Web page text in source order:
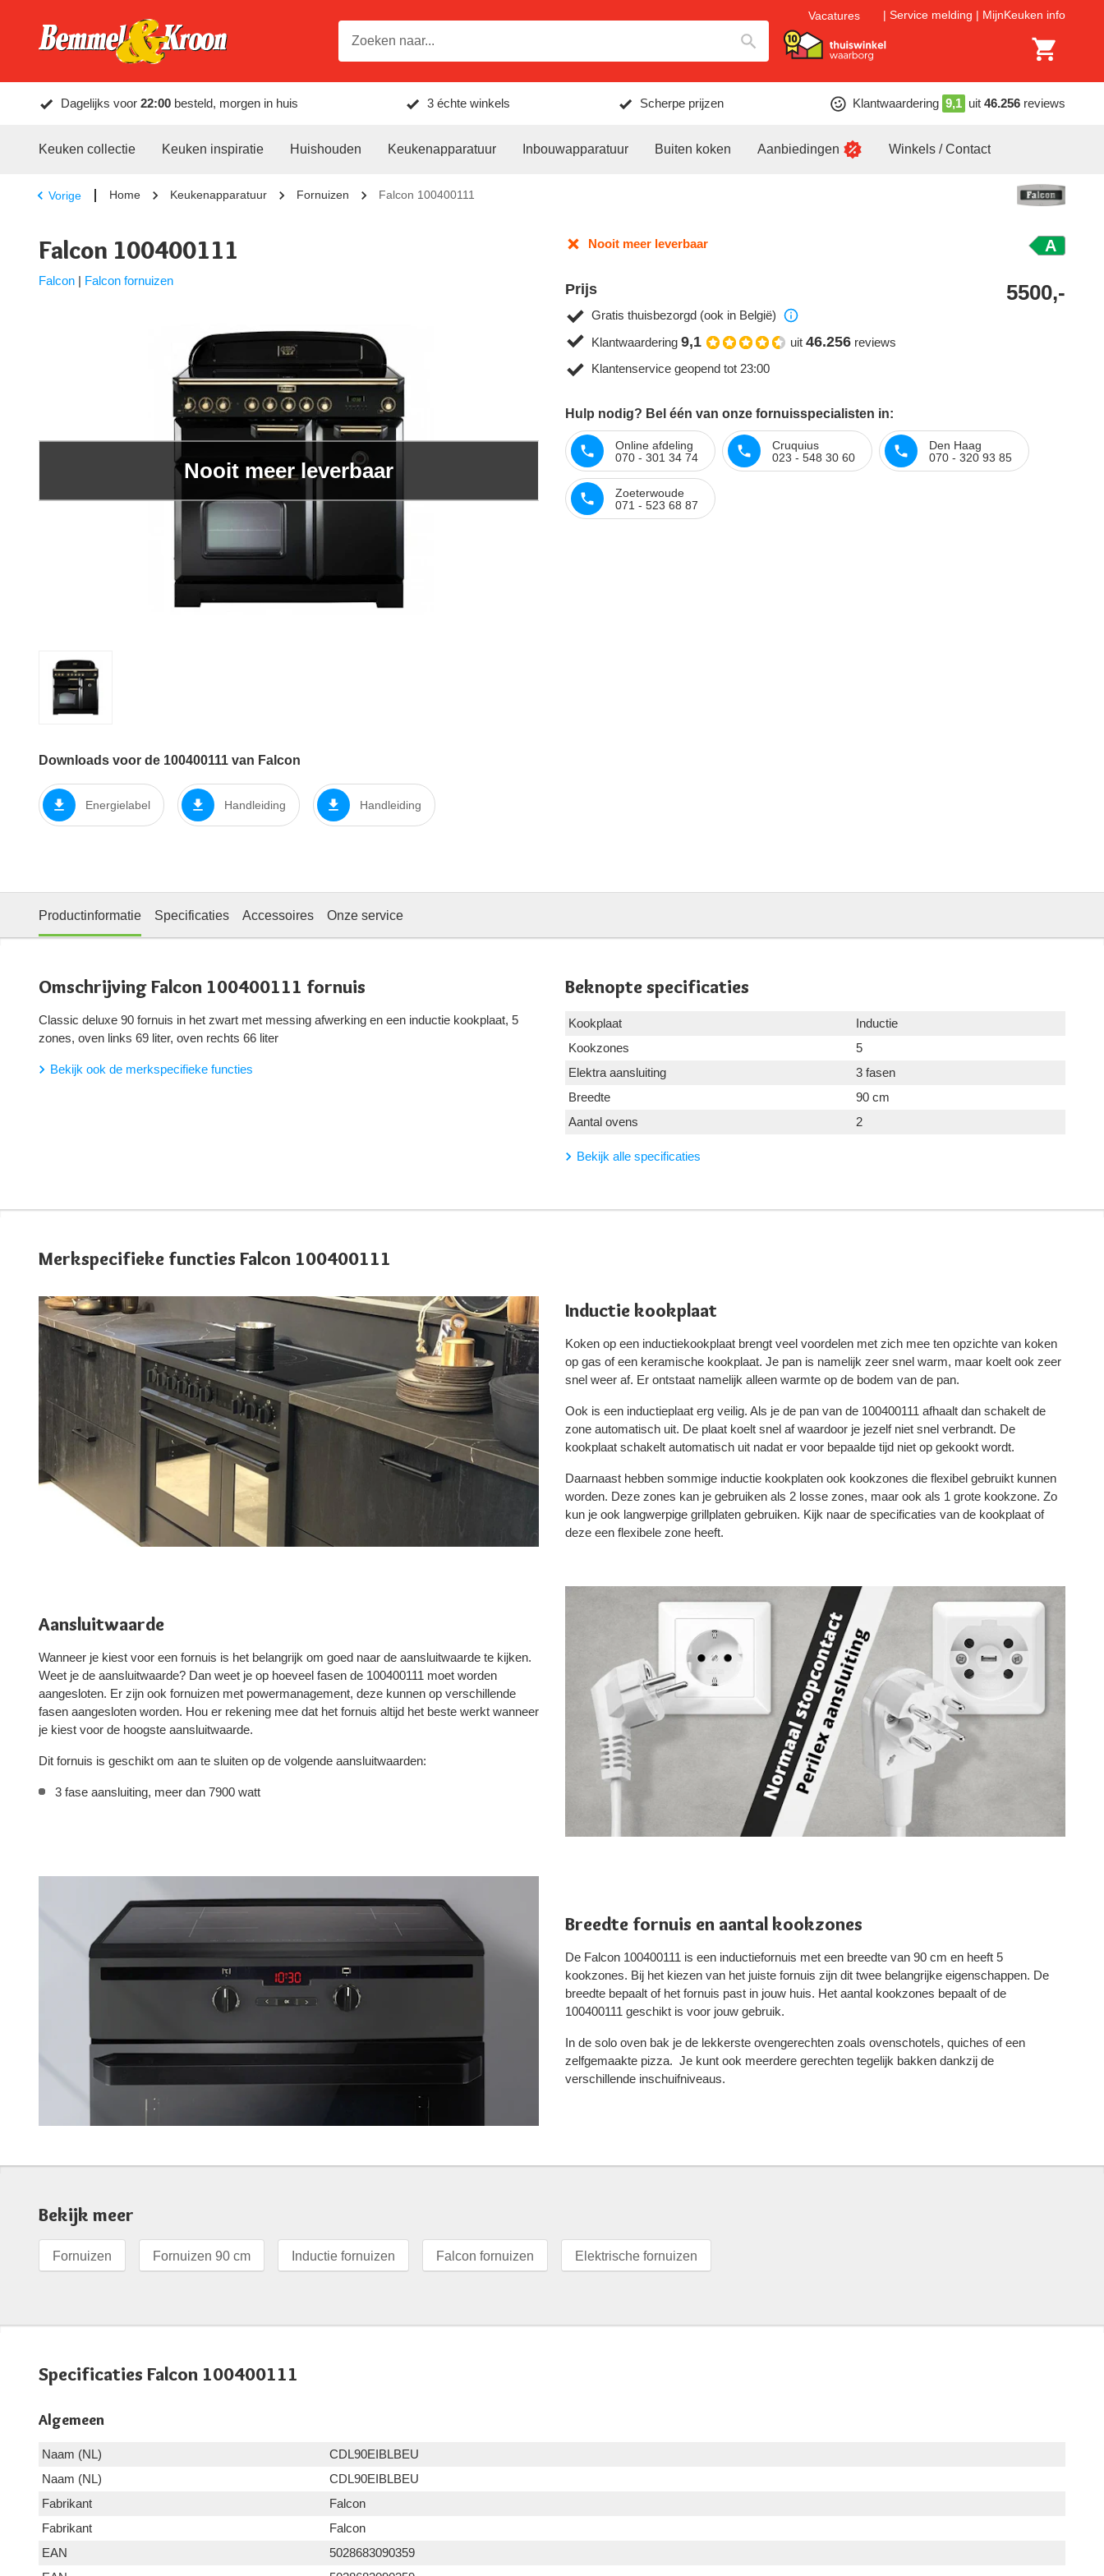
Vacatures Service melding MijnKeuken info
Dagelijks voor 22:00 besteld, morgen in huis 3 échte winkels Scherpe prijzen Klantwaardering 9,1 uit 46.256 reviews
Keuken collectie Keuken inspiratie Huishouden Keukenapparatuur Inbouwapparatuur Buiten koken Aanbiedingen Winkels / Contact
Vorige Home Keukenapparatuur Fornuizen Falcon 100400111
Falcon 100400111
Falcon | Falcon fornuizen
Nooit meer leverbaar
Downloads voor de 100400111 van Falcon
Energielabel Handleiding Handleiding
Nooit meer leverbaar A
Prijs 5500,-
Gratis thuisbezorgd (ook in België)
Klantwaardering 9,1 uit 46.256 reviews
Klantenservice geopend tot 23:00
Hulp nodig? Bel één van onze fornuisspecialisten in:
Online afdeling
070 - 301 34 74
Cruquius
023 - 548 30 60
Den Haag
070 - 320 93 85
Zoeterwoude
071 - 523 68 87
Productinformatie Specificaties Accessoires Onze service
Omschrijving Falcon 100400111 fornuis
Classic deluxe 90 fornuis in het zwart met messing afwerking en een inductie kookplaat, 5
zones, oven links 69 liter, oven rechts 66 liter
Bekijk ook de merkspecifieke functies
Beknopte specificaties
Kookplaat
Inductie
Kookzones
5
Elektra aansluiting
3 fasen
Breedte
90 cm
Aantal ovens
2
Bekijk alle specificaties
Merkspecifieke functies Falcon 100400111
Inductie kookplaat
Koken op een inductiekookplaat brengt veel voordelen met zich mee ten opzichte van koken
op gas of een keramische kookplaat. Je pan is namelijk zeer snel warm, maar koelt ook zeer
snel weer af. Er ontstaat namelijk alleen warmte op de bodem van de pan.
Ook is een inductieplaat erg veilig. Als je de pan van de 100400111 afhaalt dan schakelt de
zone automatisch uit. De plaat koelt snel af waardoor je jezelf niet snel verbrandt. De
kookplaat schakelt automatisch uit nadat er voor bepaalde tijd niet op gekookt wordt.
Daarnaast hebben sommige inductie kookplaten ook kookzones die flexibel gebruikt kunnen
worden. Deze zones kan je gebruiken als 2 losse zones, maar ook als 1 grote kookzone. Zo
kun je ook langwerpige grillplaten gebruiken. Kijk naar de specificaties van de kookplaat of
deze een flexibele zone heeft.
Aansluitwaarde
Wanneer je kiest voor een fornuis is het belangrijk om goed naar de aansluitwaarde te kijken.
Weet je de aansluitwaarde? Dan weet je op hoeveel fasen de 100400111 moet worden
aangesloten. Er zijn ook fornuizen met powermanagement, deze kunnen op verschillende
fasen aangesloten worden. Hou er rekening mee dat het fornuis altijd het beste werkt wanneer
je kiest voor de hoogste aansluitwaarde.
Dit fornuis is geschikt om aan te sluiten op de volgende aansluitwaarden:
3 fase aansluiting, meer dan 7900 watt
Breedte fornuis en aantal kookzones
De Falcon 100400111 is een inductiefornuis met een breedte van 90 cm en heeft 5
kookzones. Bij het kiezen van het juiste fornuis zijn dit twee belangrijke eigenschappen. De
breedte bepaalt of het fornuis past in jouw huis. Het aantal kookzones bepaalt of de
100400111 geschikt is voor jouw gebruik.
In de solo oven bak je de lekkerste ovengerechten zoals ovenschotels, quiches of een
zelfgemaakte pizza. Je kunt ook meerdere gerechten tegelijk bakken dankzij de
verschillende inschuifniveaus.
Bekijk meer
Fornuizen Fornuizen 90 cm Inductie fornuizen Falcon fornuizen Elektrische fornuizen
Specificaties Falcon 100400111
Algemeen
Naam (NL)
CDL90EIBLBEU
Naam (NL)
CDL90EIBLBEU
Fabrikant
Falcon
Fabrikant
Falcon
EAN
5028683090359